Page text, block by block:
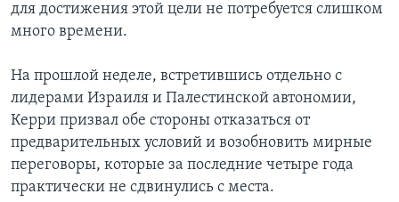
для достижения этой цели не потребуется слишком
много времени.
На прошлой неделе, встретившись отдельно с
лидерами Израиля и Палестинской автономии,
Керри призвал обе стороны отказаться от
предварительных условий и возобновить мирные
переговоры, которые за последние четыре года
практически не сдвинулись с места.